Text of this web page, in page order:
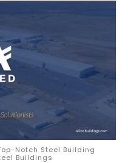
Notch Steel Building
Buildings